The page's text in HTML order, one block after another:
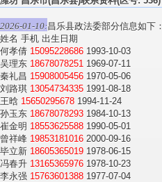
2026-01-10:昌乐县政法委部分信息如下：
姓名 手机 出生日期
何孝倩 15095228686 1993-10-03
吴理东 18678078251 1969-07-11
秦礼昌 15908005456 1970-05-06
刘路琪 13054734335 1991-08-18
王晗 15650295678 1994-11-24
孙玉东 18678078293 1984-10-13
崔金明 18553625588 1990-05-01
曾祥峰 19853181016 2000-09-16
毕立新 18605365019 1978-06-15
冯春升 13165365976 1978-10-23
李永强 15763601388 1977-07-04